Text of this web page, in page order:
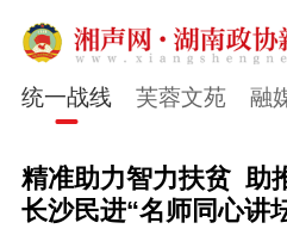
统一战线 芙蓉文苑 融
精准助力智力扶贫
长沙民进“名师同心讲